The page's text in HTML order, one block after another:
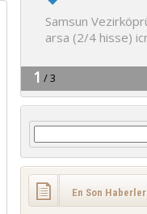
Arama:
En Son Haberler